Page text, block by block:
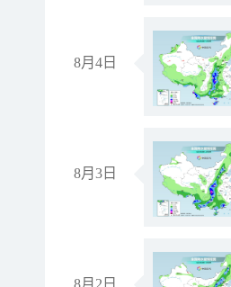
8月4日
8月3日
8月2日